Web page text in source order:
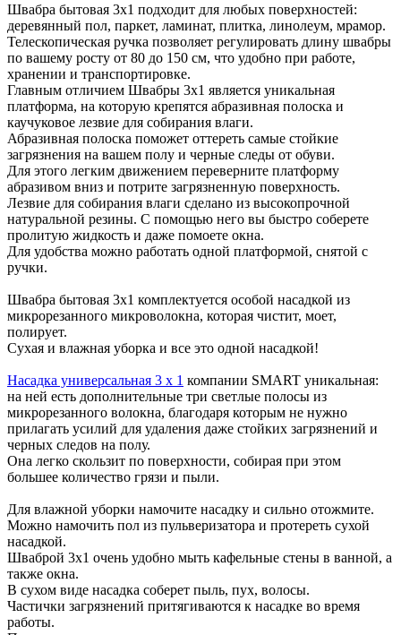
Швабра бытовая 3х1 подходит для любых поверхностей:
деревянный пол, паркет, ламинат, плитка, линолеум, мрамор.
Телескопическая ручка позволяет регулировать длину швабры
по вашему росту от 80 до 150 см, что удобно при работе,
хранении и транспортировке.
Главным отличием Швабры 3х1 является уникальная
платформа, на которую крепятся абразивная полоска и
каучуковое лезвие для собирания влаги.
Абразивная полоска поможет оттереть самые стойкие
загрязнения на вашем полу и черные следы от обуви.
Для этого легким движением переверните платформу
абразивом вниз и потрите загрязненную поверхность.
Лезвие для собирания влаги сделано из высокопрочной
натуральной резины. С помощью него вы быстро соберете
пролитую жидкость и даже помоете окна.
Для удобства можно работать одной платформой, снятой с
ручки.
Швабра бытовая 3х1 комплектуется особой насадкой из
микрорезанного микроволокна, которая чистит, моет,
полирует.
Сухая и влажная уборка и все это одной насадкой!
Насадка универсальная 3 х 1 компании SMART уникальная:
на ней есть дополнительные три светлые полосы из
микрорезанного волокна, благодаря которым не нужно
прилагать усилий для удаления даже стойких загрязнений и
черных следов на полу.
Она легко скользит по поверхности, собирая при этом
большее количество грязи и пыли.
Для влажной уборки намочите насадку и сильно отожмите.
Можно намочить пол из пульверизатора и протереть сухой
насадкой.
Шваброй 3х1 очень удобно мыть кафельные стены в ванной, а
также окна.
В сухом виде насадка соберет пыль, пух, волосы.
Частички загрязнений притягиваются к насадке во время
работы.